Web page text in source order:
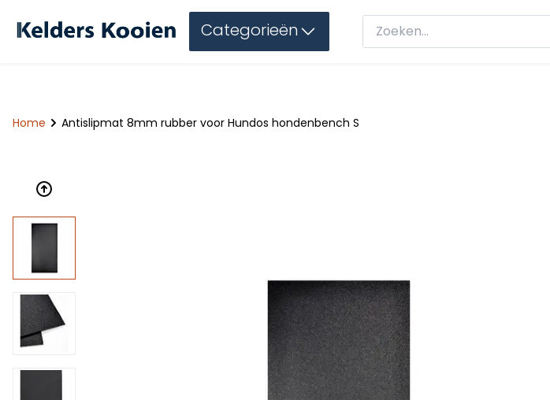
Categorieën
Home Antislipmat 8mm rubber voor Hundos hondenbench S